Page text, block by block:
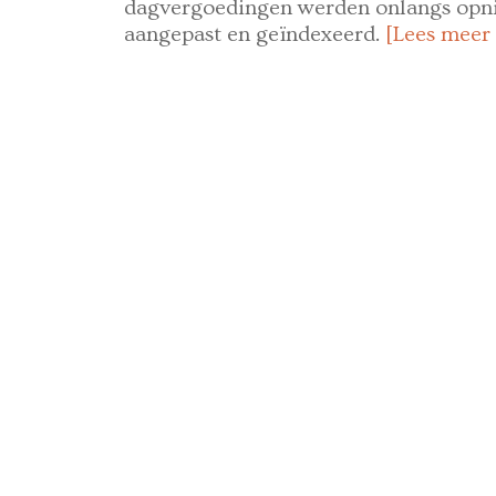
dagvergoedingen werden onlangs
aangepast en geïndexeerd. [Lees